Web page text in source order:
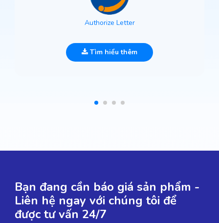
Authorize Letter
Tìm hiểu thêm
Bạn đang cần báo giá sản phẩm -
Liên hệ ngay với chúng tôi để
được tư vấn 24/7